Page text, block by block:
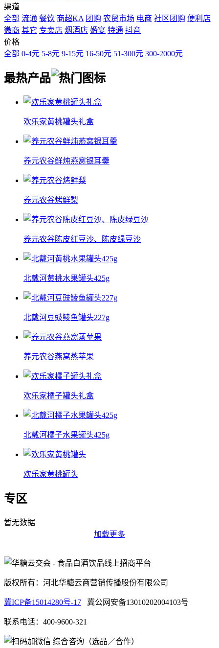
渠道
全部 流通 餐饮 商超KA 团购 农贸市场 电商 社区团购 便利店
微商 其它 专卖店 烟酒店 婚宴 特通 抖音
价格
全部 0-4元 5-8元 9-15元 16-50元 51-300元 300-2000元
最热产品
欢乐家黄桃罐头礼盒
养元农谷鲜炖燕窝银耳羹
养元农谷烤鲜梨
养元农谷陈皮红豆沙、陈皮绿豆沙
北戴河黄桃水果罐头425g
北戴河豆豉鲮鱼罐头227g
养元农谷燕窝蒸苹果
欢乐家橘子罐头礼盒
北戴河橘子水果罐头425g
欢乐家黄桃罐头
专区
暂无数据
加载更多
版权所有：河北华糖云商营销传播股份有限公司
冀ICP备15014280号-17 冀公网安备13010202004103号
联系电话：400-9600-321
综合咨询（选品／合作）